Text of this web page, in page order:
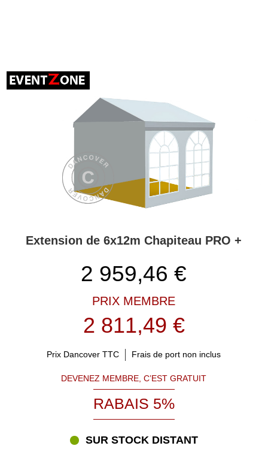
Extension de 6x12m Chapiteau PRO +
2 959,46 €
PRIX MEMBRE
2 811,49 €
Prix Dancover TTC Frais de port non inclus
DEVENEZ MEMBRE, C’EST GRATUIT
RABAIS 5%
SUR STOCK DISTANT